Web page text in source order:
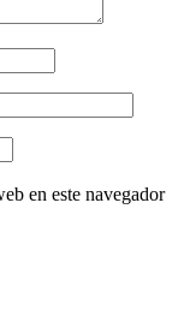
en este navegador